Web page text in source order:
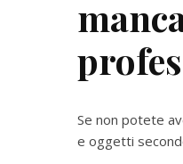
Se non potete
e oggetti